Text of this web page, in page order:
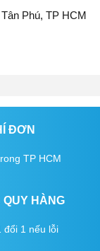
Phú, TP HCM
ĐƠN
TP HCM
QUY HÀNG
đổi 1 nếu lỗi